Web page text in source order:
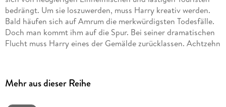
bedrängt. Um sie loszuwerden, muss Harry kreativ werden.
Bald häufen sich auf Amrum die merkwürdigsten Todesfälle.
Doch man kommt ihm auf die Spur. Bei seiner dramatischen
Flucht muss Harry eines der Gemälde zurücklassen. Achtzehn
Mehr aus dieser Reihe